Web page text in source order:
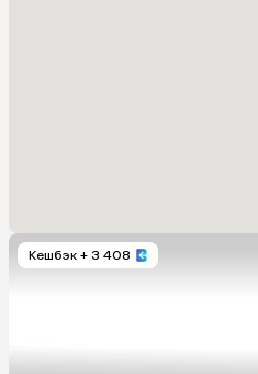
Кешбэк + 3 408